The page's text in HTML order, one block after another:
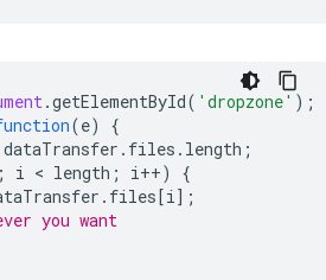
.getElementById( 'dropzone' );
(e)
{
dataTransfer . files . length ;
; i < length ; i++)
{
. files[i];
you want